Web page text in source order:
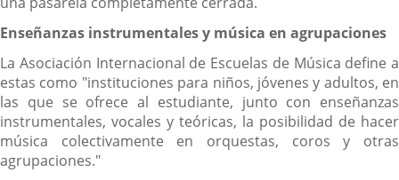
Enseñanzas instrumentales y música en agrupaciones
La Asociación Internacional de Escuelas de Música define a
estas como "instituciones para niños, jóvenes y adultos, en
las que se ofrece al estudiante, junto con enseñanzas
instrumentales, vocales y teóricas, la posibilidad de hacer
música colectivamente en orquestas, coros y otras
agrupaciones."